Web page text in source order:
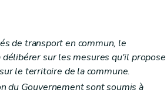
de transport en commun, le
sur les mesures qu'il propose
le territoire de la commune.
du Gouvernement sont soumis à